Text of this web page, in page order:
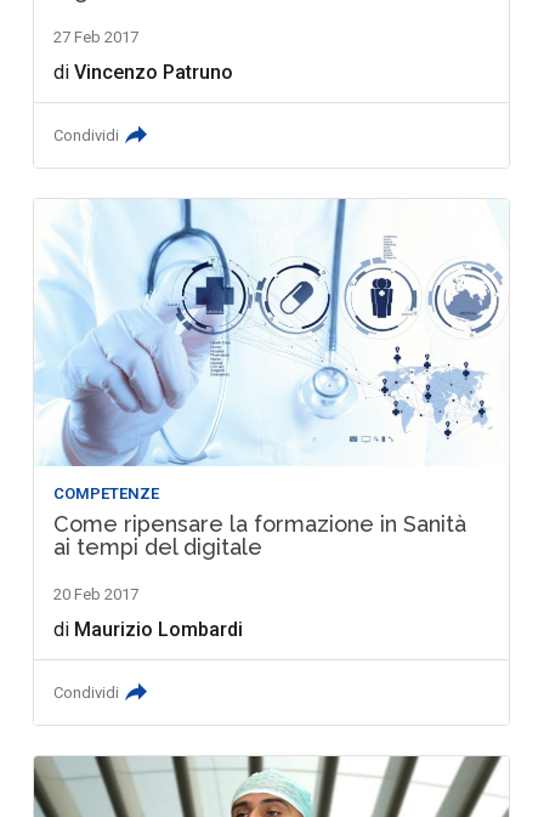
27 Feb 2017
diVincenzo Patruno
Condividi
COMPETENZE
Come ripensare la formazione in Sanità
ai tempi del digitale
20 Feb 2017
di Maurizio Lombardi
Condividi